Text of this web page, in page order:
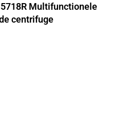
Multifunctionele
centrifuge